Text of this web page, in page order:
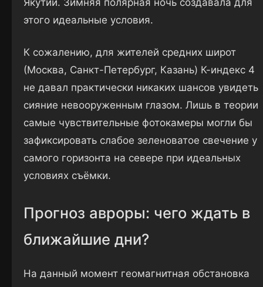
этого идеальные условия.
К сожалению, для жителей средних широт
(Москва, Санкт-Петербург, Казань) К-индекс 4
не давал практически никаких шансов увидеть
сияние невооруженным глазом. Лишь в теории
самые чувствительные фотокамеры могли бы
зафиксировать слабое зеленоватое свечение у
самого горизонта на севере при идеальных
условиях съёмки.
Прогноз авроры: чего ждать в
ближайшие дни?
На данный момент геомагнитная обстановка